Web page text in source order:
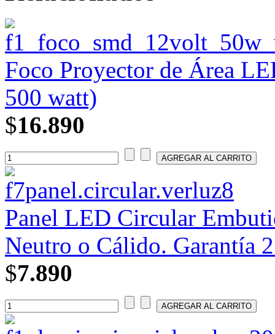
Foco Proyector de Área
500 watt)
$16.890
Panel LED Circular
Neutro o Cálido. Garantía
$7.890